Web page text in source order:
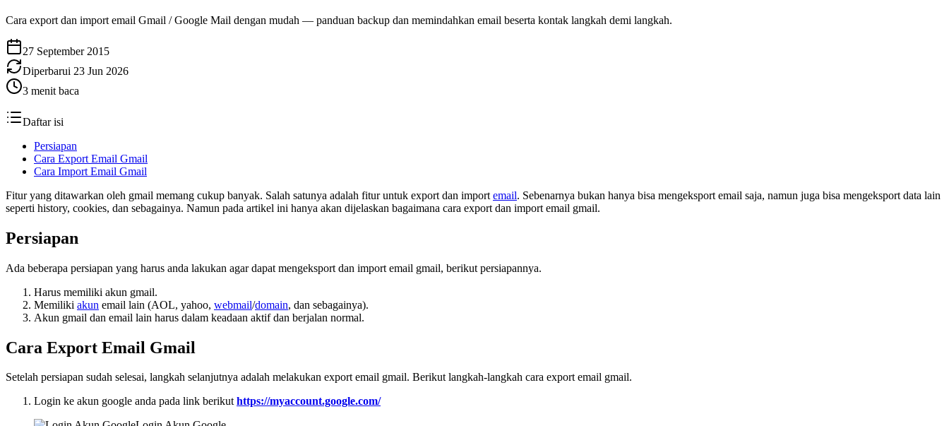
Cara export dan import email Gmail / Google Mail dengan mudah — panduan backup dan memindahkan email beserta kontak langkah demi langkah.
27 September 2015
Diperbarui 23 Jun 2026
3 menit baca
Daftar isi
Persiapan
Cara Export Email Gmail
Cara Import Email Gmail
Fitur yang ditawarkan oleh gmail memang cukup banyak. Salah satunya adalah fitur untuk export dan import email. Sebenarnya bukan hanya bisa mengeksport email saja, namun juga bisa mengeksport data lain
seperti history, cookies, dan sebagainya. Namun pada artikel ini hanya akan dijelaskan bagaimana cara export dan import email gmail.
Persiapan
Ada beberapa persiapan yang harus anda lakukan agar dapat mengeksport dan import email gmail, berikut persiapannya.
Harus memiliki akun gmail.
Memiliki akun email lain (AOL, yahoo, webmail/domain, dan sebagainya).
Akun gmail dan email lain harus dalam keadaan aktif dan berjalan normal.
Cara Export Email Gmail
Setelah persiapan sudah selesai, langkah selanjutnya adalah melakukan export email gmail. Berikut langkah-langkah cara export email gmail.
Login ke akun google anda pada link berikuthttps://myaccount.google.com/